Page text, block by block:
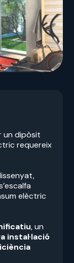
un dipòsit
requereix
elèctric
, un
instal·lació